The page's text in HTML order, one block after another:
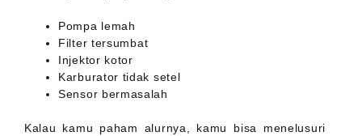
Pompa lemah
Filter tersumbat
Injektor kotor
Karburator tidak setel
Sensor bermasalah
Kalau kamu paham alurnya, kamu bisa menelusuri